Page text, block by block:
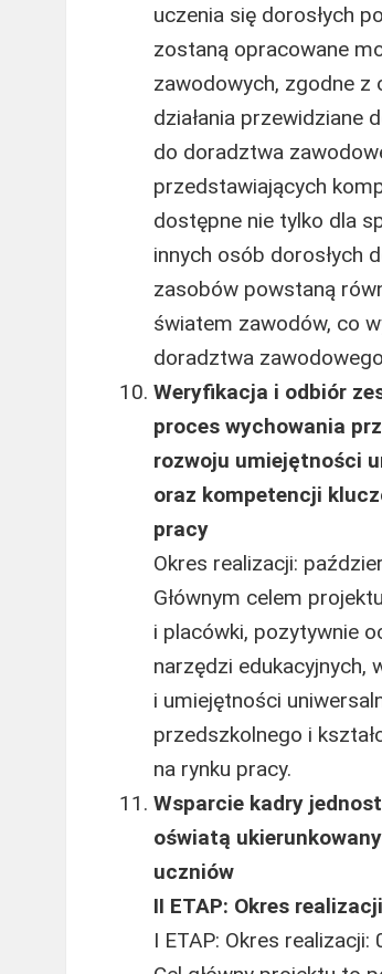
uczenia się dorosłych
zostaną opracowane
zawodowych, zgodne z
działania przewidziane
do doradztwa
przedstawiających
dostępne nie tylko dla
innych osób dorosłych
zasobów powstaną
światem zawodów, co
doradztwa
Weryfikacja i odbiór
proces wychowania
rozwoju umiejętności
oraz kompetencji
pracy
Okres realizacji:
Głównym celem
i placówki, pozytywnie
narzędzi edukacyjnych,
i umiejętności
przedszkolnego i
na rynku pracy.
Wsparcie kadry
oświatą
uczniów
II ETAP: Okres
I ETAP: Okres